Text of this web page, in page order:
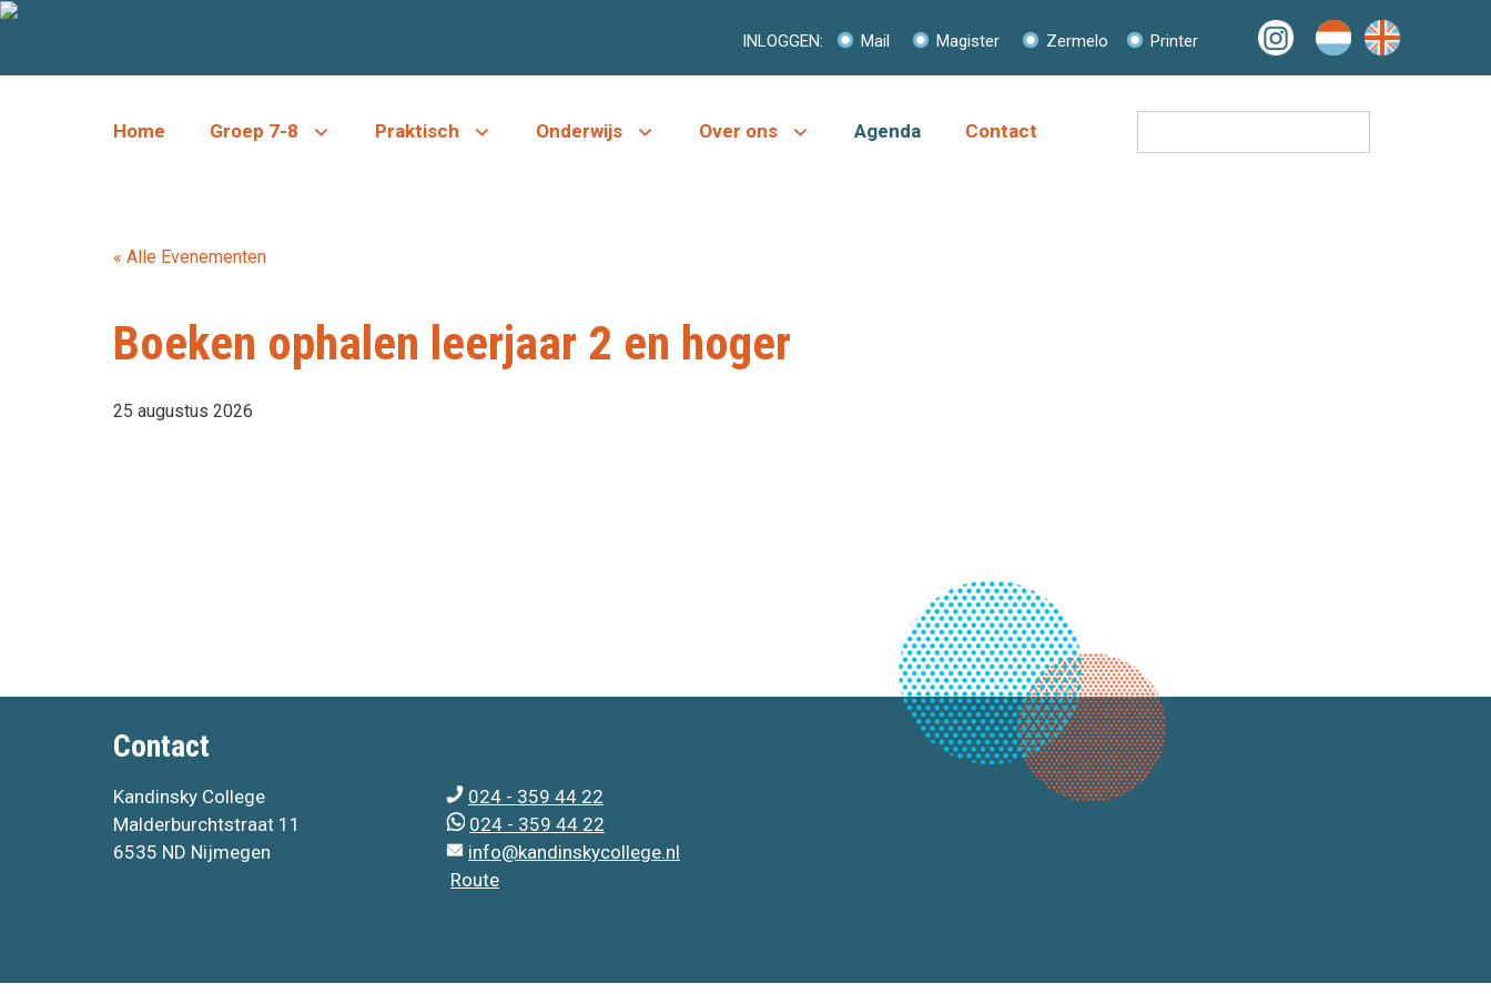
Ga
INLOGGEN: Mail Magister Zermelo Printer
Home Groep 7-8 Praktisch Onderwijs Over ons Agenda Contact
« Alle Evenementen
Boeken ophalen leerjaar 2 en hoger
25 augustus 2026
Contact
Kandinsky College
Malderburchtstraat 11
6535 ND Nijmegen
024 - 359 44 22
024 - 359 44 22
info@kandinskycollege.nl
Route